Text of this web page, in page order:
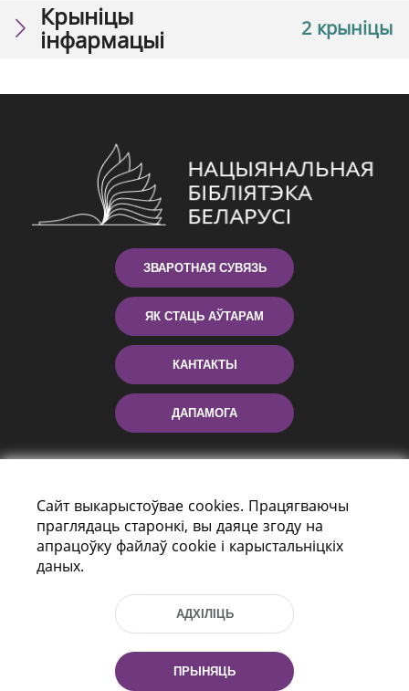
2 крыніцы
Крыніцы
інфармацыі
ЗВАРОТНАЯ СУВЯЗЬ
ЯК СТАЦЬ АЎТАРАМ
КАНТАКТЫ
ДАПАМОГА
г. Мiнск, Рэспубліка Беларусь, 220114
Тэл.: (+375 17) 368 37 37, Факс: (+375 17)
Эл. пошта: inbox@nlb.by
Сайт выкарыстоўвае cookies. Працягваючы
праглядаць старонкі, вы даяце згоду на
апрацоўку файлаў cookie і карыстальніцкіх
даных.
АДХІЛІЦЬ
ПРЫНЯЦЬ